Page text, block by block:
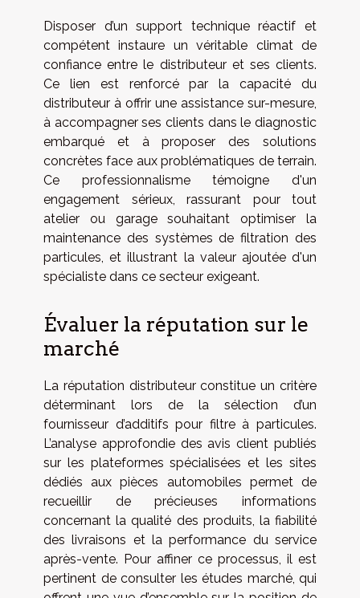
Disposer d’un support technique réactif et
compétent instaure un véritable climat de
confiance entre le distributeur et ses clients.
Ce lien est renforcé par la capacité du
distributeur à offrir une assistance sur-mesure,
à accompagner ses clients dans le diagnostic
embarqué et à proposer des solutions
concrètes face aux problématiques de terrain.
Ce professionnalisme témoigne d'un
engagement sérieux, rassurant pour tout
atelier ou garage souhaitant optimiser la
maintenance des systèmes de filtration des
particules, et illustrant la valeur ajoutée d'un
spécialiste dans ce secteur exigeant.
Évaluer la réputation sur le
marché
La réputation distributeur constitue un critère
déterminant lors de la sélection d’un
fournisseur d’additifs pour filtre à particules.
L’analyse approfondie des avis client publiés
sur les plateformes spécialisées et les sites
dédiés aux pièces automobiles permet de
recueillir de précieuses informations
concernant la qualité des produits, la fiabilité
des livraisons et la performance du service
après-vente. Pour affiner ce processus, il est
pertinent de consulter les études marché, qui